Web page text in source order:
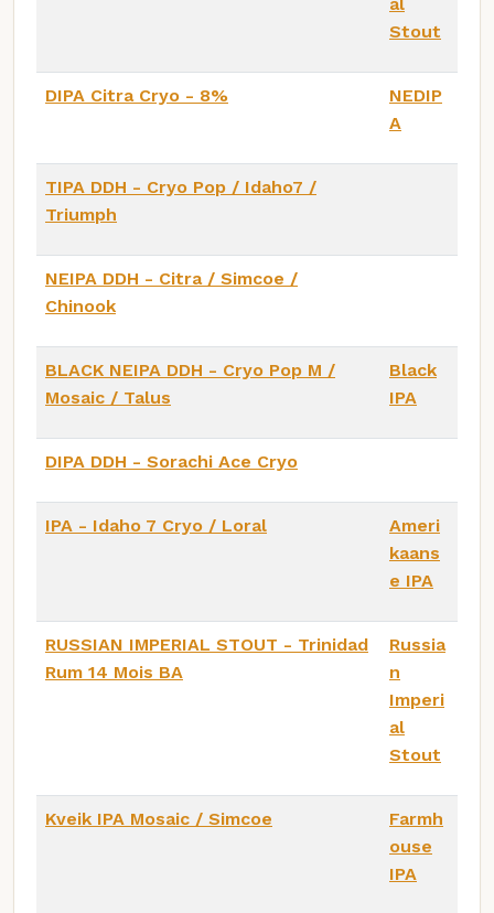
Stout
DIPA Citra Cryo - 8%
NEDIP
A
TIPA DDH - Cryo Pop / Idaho7 /
Triumph
NEIPA DDH - Citra / Simcoe /
Chinook
BLACK NEIPA DDH - Cryo Pop M /
Mosaic / Talus
Black
IPA
DIPA DDH - Sorachi Ace Cryo
IPA - Idaho 7 Cryo / Loral
Ameri
kaans
e IPA
RUSSIAN IMPERIAL STOUT - Trinidad
Rum 14 Mois BA
Russia
n
Imperi
al
Stout
Kveik IPA Mosaic / Simcoe
Farmh
ouse
IPA